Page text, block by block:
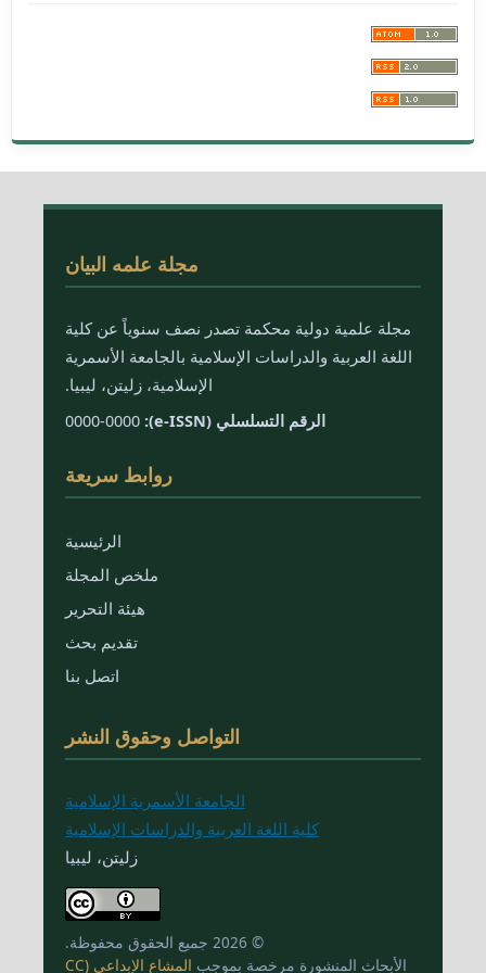
مجلة علمه البيان
مجلة علمية دولية محكمة تصدر نصف سنوياً عن كلية
اللغة العربية والدراسات الإسلامية بالجامعة الأسمرية
الإسلامية، زليتن، ليبيا.
الرقم التسلسلي (e-ISSN):
0000-0000
روابط سريعة
الرئيسية
ملخص المجلة
هيئة التحرير
تقديم بحث
اتصل بنا
التواصل وحقوق النشر
الجامعة الأسمرية الإسلامية
كلية اللغة العربية والدراسات الإسلامية
زليتن، ليبيا
© 2026 جميع الحقوق محفوظة.
الأبحاث المنشورة مرخصة بموجب
المشاع الإبداعي (CC